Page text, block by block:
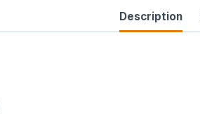
Description